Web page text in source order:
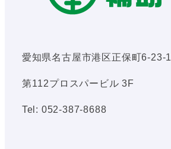
愛知県名古屋市港区正保町6-23-1
第112プロスパービル 3F
Tel: 052-387-8688